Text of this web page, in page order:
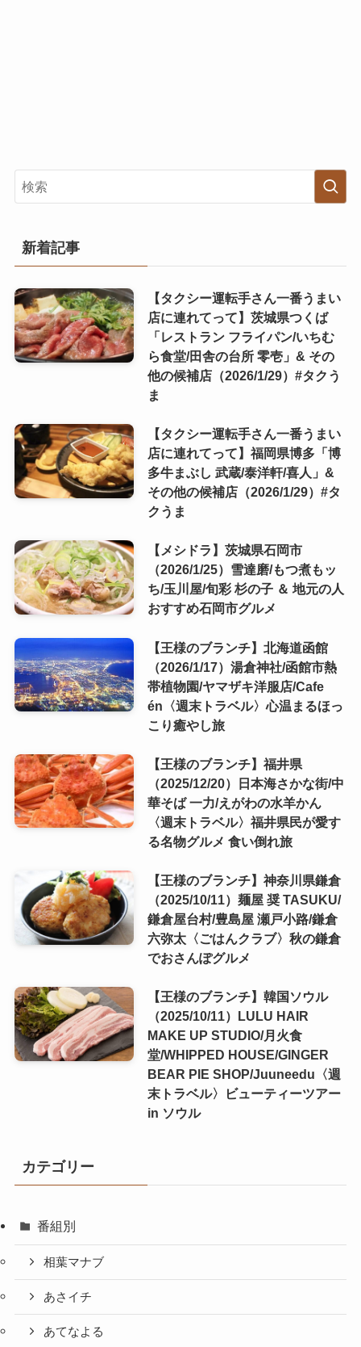
新着記事
【タクシー運転手さん一番うまい
店に連れてって】茨城県つくば
「レストラン フライパン/いちむ
ら食堂/田舎の台所 零壱」& その
他の候補店（2026/1/29）#タクう
ま
【タクシー運転手さん一番うまい
店に連れてって】福岡県博多「博
多牛まぶし 武蔵/泰洋軒/喜人」&
その他の候補店（2026/1/29）#タ
クうま
【メシドラ】茨城県石岡市
（2026/1/25）雪達磨/もつ煮もッ
ち/玉川屋/旬彩 杉の子 ＆ 地元の人
おすすめ石岡市グルメ
【王様のブランチ】北海道函館
（2026/1/17）湯倉神社/函館市熱
帯植物園/ヤマザキ洋服店/Cafe
én〈週末トラベル〉心温まるほっ
こり癒やし旅
【王様のブランチ】福井県
（2025/12/20）日本海さかな街/中
華そば 一力/えがわの水羊かん
〈週末トラベル〉福井県民が愛す
る名物グルメ 食い倒れ旅
【王様のブランチ】神奈川県鎌倉
（2025/10/11）麺屋 奨 TASUKU/
鎌倉屋台村/豊島屋 瀬戸小路/鎌倉
六弥太〈ごはんクラブ〉秋の鎌倉
でおさんぽグルメ
【王様のブランチ】韓国ソウル
（2025/10/11）LULU HAIR
MAKE UP STUDIO/月火食
堂/WHIPPED HOUSE/GINGER
BEAR PIE SHOP/Juuneedu〈週
末トラベル〉ビューティーツアー
in ソウル
カテゴリー
番組別
相葉マナブ
あさイチ
あてなよる